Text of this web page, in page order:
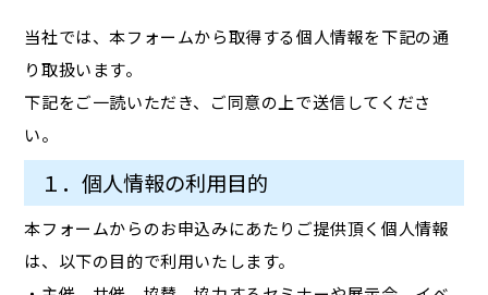
当社では、本フォームから取得する個人情報を下記の通
り取扱います。
下記をご一読いただき、ご同意の上で送信してくださ
い。
１．個人情報の利用目的
本フォームからのお申込みにあたりご提供頂く個人情報
は、以下の目的で利用いたします。